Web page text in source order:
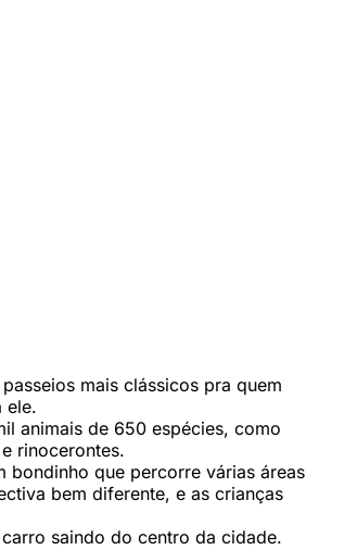
mais clássicos pra quem
ele.
animais de 650 espécies, como
rinocerontes.
bondinho que percorre várias áreas
bem diferente, e as crianças
saindo do centro da cidade.